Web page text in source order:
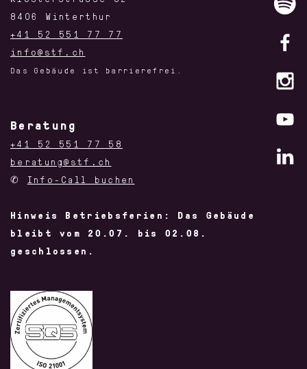
8406 Winterthur
+41 52 551 77 77
info@stf.ch
Das Gebäude ist barrierefrei.
Beratung
+41 52 551 77 58
beratung@stf.ch
✆ Info-Call buchen
Hinweis Betriebsferien: Das Gebäude
bleibt vom 20.07. bis 02.08.
geschlossen.